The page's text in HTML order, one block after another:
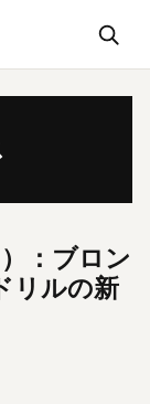
：ブロン
リルの新